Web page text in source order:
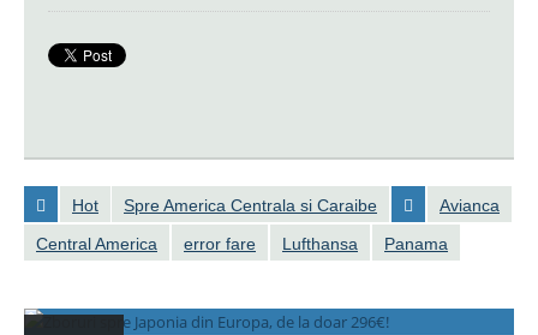
Hot Spre America Centrala si Caraibe
Avianca
Central America
error fare Lufthansa Panama